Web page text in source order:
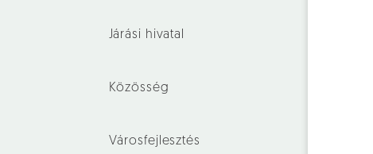
Járási hivatal
Közösség
Városfejlesztés